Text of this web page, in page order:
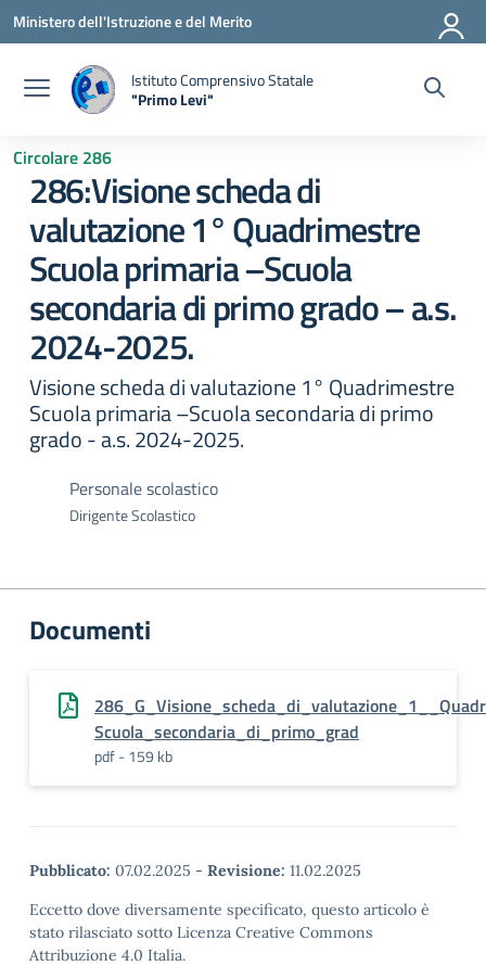
Vai ai contenuti
Vai al menu di navigazione
Vai al footer
Ministero dell'Istruzione e del Merito
Istituto Comprensivo Statale
"Primo Levi"
Circolare 286
286:Visione scheda di
valutazione 1° Quadrimestre
Scuola primaria –Scuola
secondaria di primo grado – a.s.
2024-2025.
Visione scheda di valutazione 1° Quadrimestre
Scuola primaria –Scuola secondaria di primo
grado - a.s. 2024-2025.
Personale scolastico
Dirigente Scolastico
Documenti
Scuola_secondaria_di_primo_grad
pdf - 159 kb
Pubblicato: 07.02.2025 - Revisione: 11.02.2025
Eccetto dove diversamente specificato, questo articolo è
stato rilasciato sotto Licenza Creative Commons
Attribuzione 4.0 Italia.